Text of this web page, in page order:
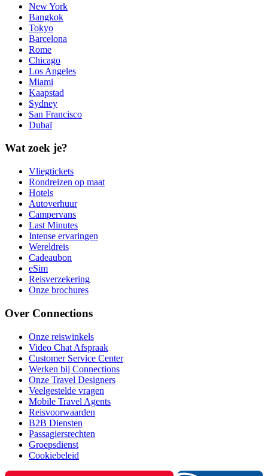
New York
Bangkok
Tokyo
Barcelona
Rome
Chicago
Los Angeles
Miami
Kaapstad
Sydney
San Francisco
Dubaï
Wat zoek je?
Vliegtickets
Rondreizen op maat
Hotels
Autoverhuur
Campervans
Last Minutes
Intense ervaringen
Wereldreis
Cadeaubon
eSim
Reisverzekering
Onze brochures
Over Connections
Onze reiswinkels
Video Chat Afspraak
Customer Service Center
Werken bij Connections
Onze Travel Designers
Veelgestelde vragen
Mobile Travel Agents
Reisvoorwaarden
B2B Diensten
Passagiersrechten
Groepsdienst
Cookiebeleid